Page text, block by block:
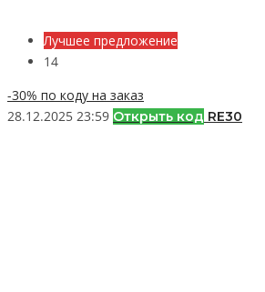
Лучшее предложение
14
-30% по коду на заказ
28.12.2025 23:59 Открыть код RE30